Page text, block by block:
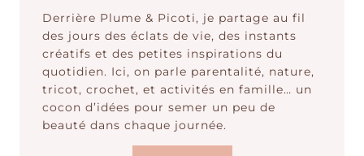
Derrière Plume & Picoti, je partage au fil
des jours des éclats de vie, des instants
créatifs et des petites inspirations du
quotidien. Ici, on parle parentalité, nature,
tricot, crochet, et activités en famille… un
cocon d’idées pour semer un peu de
beauté dans chaque journée.